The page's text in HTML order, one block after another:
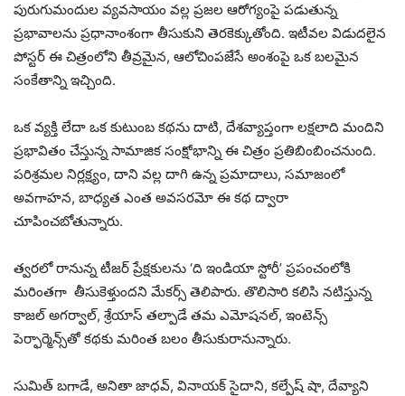
పురుగుమందుల వ్యవసాయం వల్ల ప్రజల ఆరోగ్యంపై పడుతున్న
ప్రభావాలను ప్రధానాంశంగా తీసుకుని తెరకెక్కుతోంది. ఇటీవల విడుదలైన
పోస్టర్ ఈ చిత్రంలోని తీవ్రమైన, ఆలోచింపజేసే అంశంపై ఒక బలమైన
సంకేతాన్ని ఇచ్చింది.
ఒక వ్యక్తి లేదా ఒక కుటుంబ కథను దాటి, దేశవ్యాప్తంగా లక్షలాది మందిని
ప్రభావితం చేస్తున్న సామాజిక సంక్షోభాన్ని ఈ చిత్రం ప్రతిబింబించనుంది.
పరిశ్రమల నిర్లక్ష్యం, దాని వల్ల దాగి ఉన్న ప్రమాదాలు, సమాజంలో
అవగాహన, బాధ్యత ఎంత అవసరమో ఈ కథ ద్వారా
చూపించబోతున్నారు.
త్వరలో రానున్న టీజర్ ప్రేక్షకులను ‘ది ఇండియా స్టోరీ’ ప్రపంచంలోకి
మరింతగా తీసుకెళ్తుందని మేకర్స్ తెలిపారు. తొలిసారి కలిసి నటిస్తున్న
కాజల్ అగర్వాల్, శ్రేయాస్ తల్పాడే తమ ఎమోషనల్, ఇంటెన్స్
పెర్ఫార్మెన్స్‌తో కథకు మరింత బలం తీసుకురానున్నారు.
సుమిత్ బగాడే, అనితా జాధవ్, వినాయక్ సైదాని, కల్పేష్ షా, దేవ్యాని